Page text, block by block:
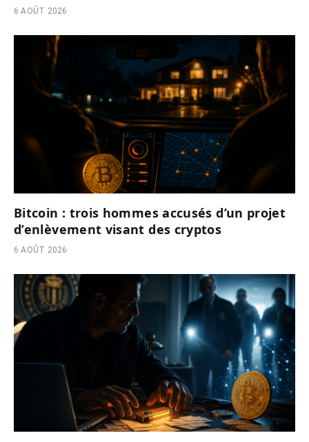
6 AOÛT 2026
Bitcoin : trois hommes accusés d’un projet
d’enlèvement visant des cryptos
6 AOÛT 2026